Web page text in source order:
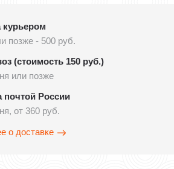
курьером
позже - 500 руб.
(стоимость 150 руб.)
или позже
почтой России
от 360 руб.
о доставке